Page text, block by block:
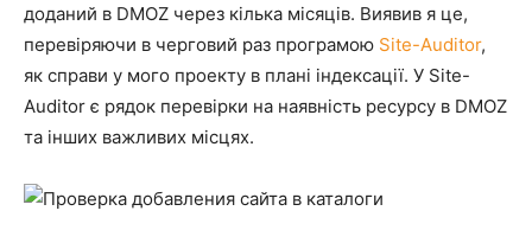
доданий в DMOZ через кілька місяців. Виявив я це,
перевіряючи в черговий раз програмою Site-Auditor,
як справи у мого проекту в плані індексації. У Site-
Auditor є рядок перевірки на наявність ресурсу в DMOZ
та інших важливих місцях.